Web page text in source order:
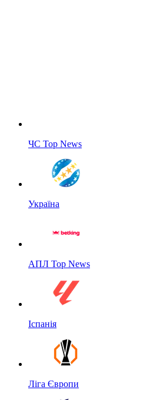
ЧС Top News
Україна
АПЛ Top News
Іспанія
Ліга Європи